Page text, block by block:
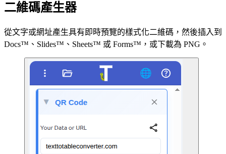
二維碼產生器
從文字或網址產生具有即時預覽的樣式化二維碼，然後插入到
Docs™、Slides™、Sheets™ 或 Forms™，或下載為 PNG。